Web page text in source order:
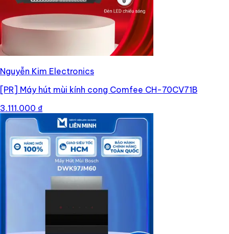
Nguyễn Kim Electronics
[PR] Máy hút mùi kính cong Comfee CH-70CV71B
3.111.000 ₫